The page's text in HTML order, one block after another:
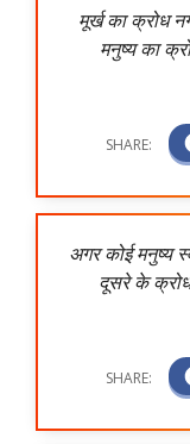
मूर्ख का क्रोध
मनुष्य का
अगर कोई मनुष्य
दूसरे के